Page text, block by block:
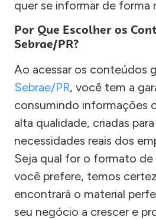
quer se informar de forma
Por Que Escolher os
Sebrae/PR?
Ao acessar os conteúdos
Sebrae/PR, você tem a
consumindo informações
alta qualidade, criadas
necessidades reais dos
Seja qual for o formato
você prefere, temos
encontrará o material
seu negócio a crescer e